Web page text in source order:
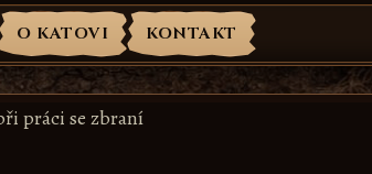
O KATOVI KONTAKT